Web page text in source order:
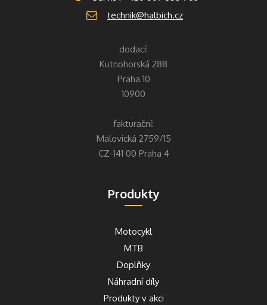
technik@halbich.cz
dodací:
Kutnohorská 288
Praha 10
10900
fakturační:
Malovická 2759/15
CZ-141 00 Praha 4
Produkty
Motocykl
MTB
Doplňky
Náhradní díly
Produkty v akci